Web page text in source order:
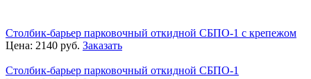
Столбик-барьер парковочный откидной СБПО-1 с крепежом
Цена: 2140 руб. Заказать
Столбик-барьер парковочный откидной СБПО-1